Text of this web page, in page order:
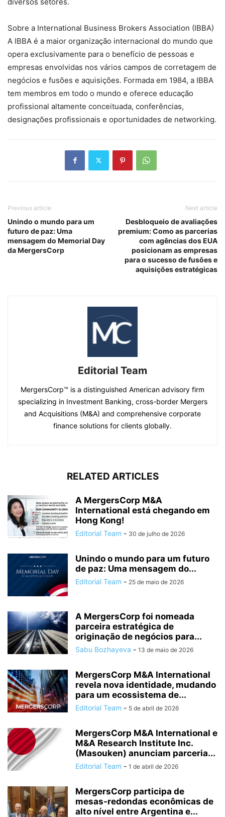
Sobre a International Business Brokers Association (IBBA)
A IBBA é a maior organização internacional do mundo que
opera exclusivamente para o benefício de pessoas e
empresas envolvidas nos vários campos de corretagem de
negócios e fusões e aquisições. Formada em 1984, a IBBA
tem membros em todo o mundo e oferece educação
profissional altamente conceituada, conferências,
designações profissionais e oportunidades de networking.
Previous article
Unindo o mundo para um
futuro de paz: Uma
mensagem do Memorial Day
da MergersCorp
Next article
Desbloqueio de avaliações
premium: Como as parcerias
com agências dos EUA
posicionam as empresas
para o sucesso de fusões e
aquisições estratégicas
Editorial Team
MergersCorp™ is a distinguished American advisory firm
specializing in Investment Banking, cross-border Mergers
and Acquisitions (M&A) and comprehensive corporate
finance solutions for clients globally.
RELATED ARTICLES
A MergersCorp M&A
International está chegando em
Hong Kong!
Editorial Team - 30 de julho de 2026
Unindo o mundo para um futuro
de paz: Uma mensagem do...
Editorial Team - 25 de maio de 2026
A MergersCorp foi nomeada
parceira estratégica de
originação de negócios para...
Sabu Bozhayeva - 13 de maio de 2026
MergersCorp M&A International
revela nova identidade, mudando
para um ecossistema de...
Editorial Team - 5 de abril de 2026
MergersCorp M&A International e
M&A Research Institute Inc.
(Masouken) anunciam parceria...
Editorial Team - 1 de abril de 2026
MergersCorp participa de
mesas-redondas econômicas de
alto nível entre Argentina e...